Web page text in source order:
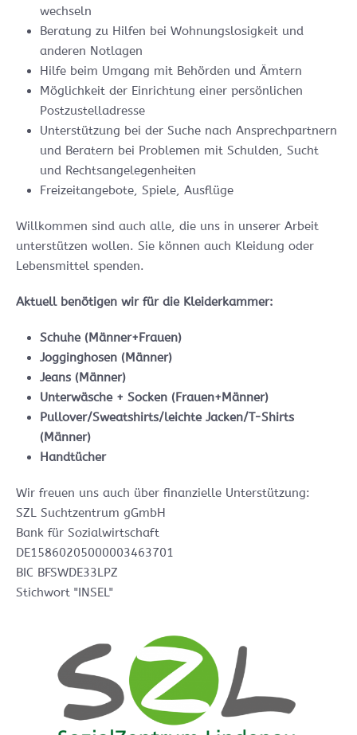
wechseln
Beratung zu Hilfen bei Wohnungslosigkeit und
anderen Notlagen
Hilfe beim Umgang mit Behörden und Ämtern
Möglichkeit der Einrichtung einer persönlichen
Postzustelladresse
Unterstützung bei der Suche nach Ansprechpartnern
und Beratern bei Problemen mit Schulden, Sucht
und Rechtsangelegenheiten
Freizeitangebote, Spiele, Ausflüge
Willkommen sind auch alle, die uns in unserer Arbeit
unterstützen wollen. Sie können auch Kleidung oder
Lebensmittel spenden.
Aktuell benötigen wir für die Kleiderkammer:
Schuhe (Männer+Frauen)
Jogginghosen (Männer)
Jeans (Männer)
Unterwäsche + Socken (Frauen+Männer)
Pullover/Sweatshirts/leichte Jacken/T-Shirts
(Männer)
Handtücher
Wir freuen uns auch über finanzielle Unterstützung:
SZL Suchtzentrum gGmbH
Bank für Sozialwirtschaft
DE15860205000003463701
BIC BFSWDE33LPZ
Stichwort "INSEL"